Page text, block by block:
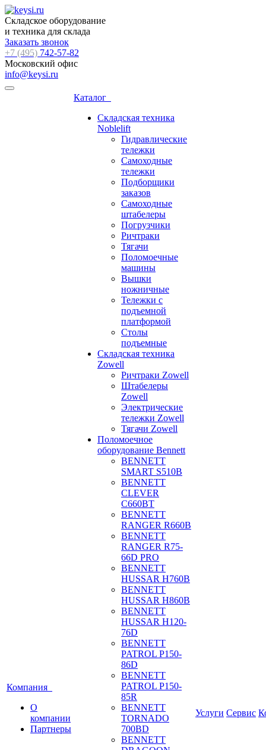
Складское оборудование
и техника для склада
Заказать звонок
+7 (495) 742-57-82
Московский офис
info@keysi.ru
Компания
О
компании
Партнеры
Каталог
Складская техника
Noblelift
Гидравлические
тележки
Самоходные
тележки
Подборщики
заказов
Самоходные
штабелеры
Погрузчики
Ричтраки
Тягачи
Поломоечные
машины
Вышки
ножничные
Тележки с
подъемной
платформой
Столы
подъемные
Складская техника
Zowell
Ричтраки Zowell
Штабелеры
Zowell
Электрические
тележки Zowell
Тягачи Zowell
Поломоечное
оборудование Bennett
BENNETT
SMART S510B
BENNETT
CLEVER
C660BT
BENNETT
RANGER R660B
BENNETT
RANGER R75-
66D PRO
BENNETT
HUSSAR H760B
BENNETT
HUSSAR H860B
BENNETT
HUSSAR H120-
76D
BENNETT
PATROL P150-
86D
BENNETT
PATROL P150-
85R
BENNETT
TORNADO
700BD
BENNETT
Услуги Сервис